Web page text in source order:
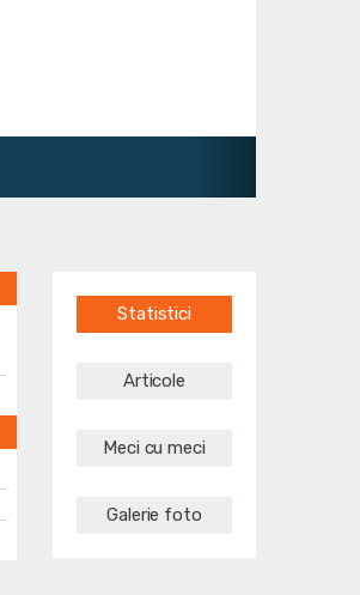
Statistici
Articole
Meci cu meci
Galerie foto